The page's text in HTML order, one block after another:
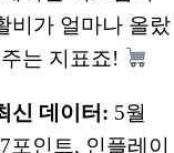
비가 얼마나 올랐
는 지표죠!
신 데이터: 5월
포인트, 인플레이